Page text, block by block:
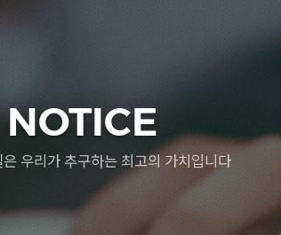
NOTICE
우리가 추구하는 최고의 가치입니다